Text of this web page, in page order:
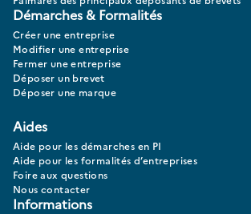
Démarches & Formalités
Créer une entreprise
Modifier une entreprise
Fermer une entreprise
Déposer un brevet
Déposer une marque
Aides
Aide pour les démarches en PI
Aide pour les formalités d’entreprises
Foire aux questions
Nous contacter
Informations